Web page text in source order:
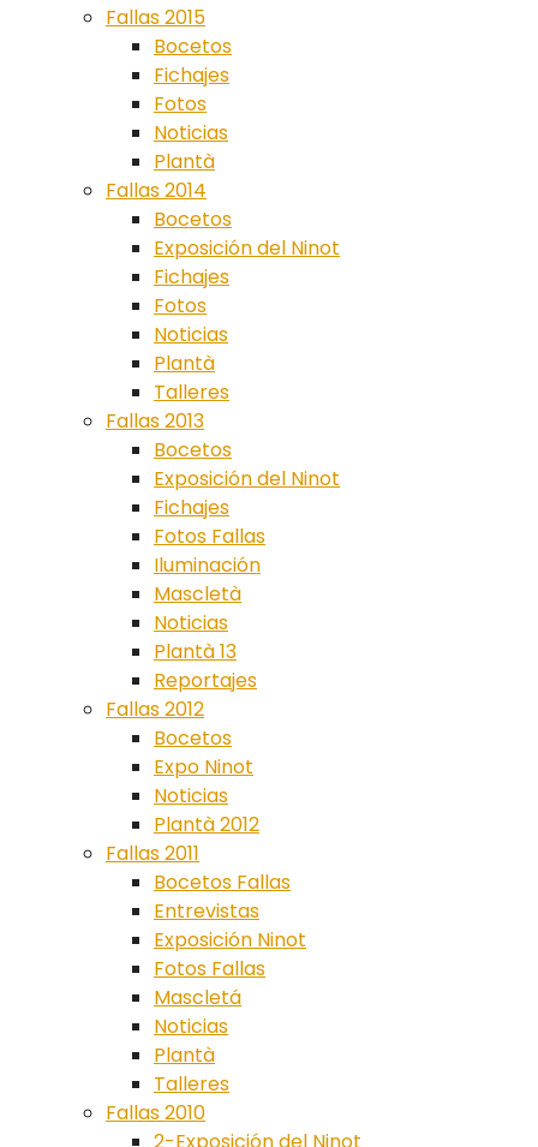
Fallas 2015
Bocetos
Fichajes
Fotos
Noticias
Plantà
Fallas 2014
Bocetos
Exposición del Ninot
Fichajes
Fotos
Noticias
Plantà
Talleres
Fallas 2013
Bocetos
Exposición del Ninot
Fichajes
Fotos Fallas
Iluminación
Mascletà
Noticias
Plantà 13
Reportajes
Fallas 2012
Bocetos
Expo Ninot
Noticias
Plantà 2012
Fallas 2011
Bocetos Fallas
Entrevistas
Exposición Ninot
Fotos Fallas
Mascletá
Noticias
Plantà
Talleres
Fallas 2010